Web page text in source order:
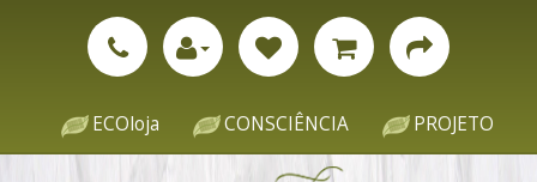
ECOloja CONSCIÊNCIA PROJETO